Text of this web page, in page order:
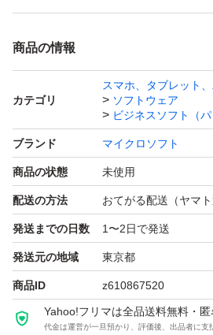
ご利用予定のあるタイミングでご
す。
◆ セット内容・未開封カード・か
◆ 発送とサポート
匿名配送・送料込みご入金確認後
す。
インストールや認証でお困りの際
たしますのでご安心ください。
お値下げはご遠慮ください。
商品の情報
カテゴリ
スマホ、タブレット
ソフトウェア
ビジネスソフト（パ
ブランド マイクロソフト
商品の状態 未使用
配送の方法 おてがる配送（ヤマト
発送までの日数 1〜2日で発送
発送元の地域 東京都
商品ID z610867520
Yahoo!フリマは全品送料無料・匿
代金は運営が一旦預かり、評価後、出品者に支